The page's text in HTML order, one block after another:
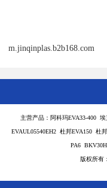
m.jinqinplas.b2b168.com
主营产品：阿科玛EVA33-400
EVAUL05540EH2 杜邦EVA150 杜
PA6
版权所有